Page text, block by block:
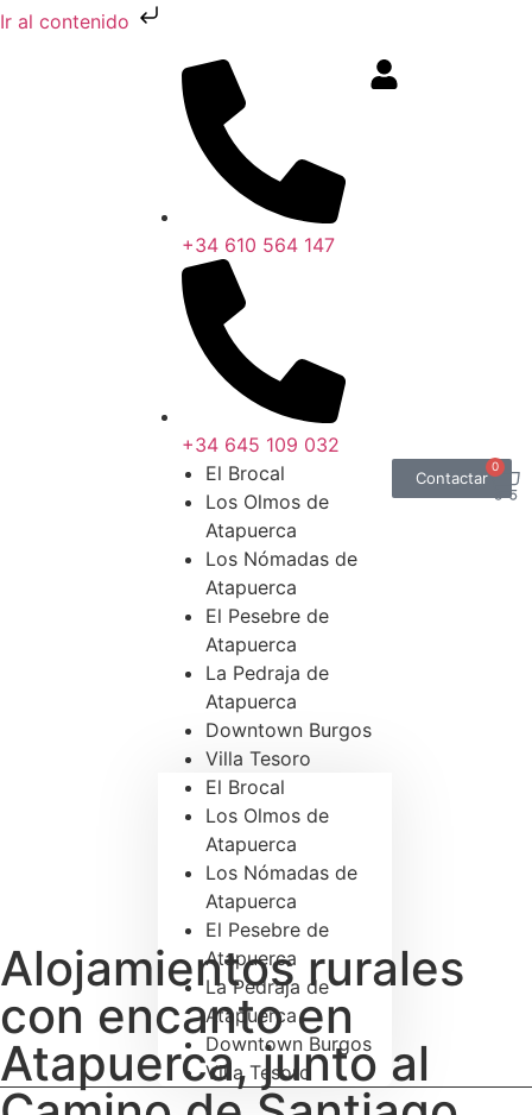
Ir al contenido
+34 610 564 147
+34 645 109 032
El Brocal
Los Olmos de
Atapuerca
Los Nómadas de
Atapuerca
El Pesebre de
Atapuerca
La Pedraja de
Atapuerca
Downtown Burgos
Villa Tesoro
El Brocal
Los Olmos de
Atapuerca
Los Nómadas de
Atapuerca
El Pesebre de
Atapuerca
La Pedraja de
Atapuerca
Downtown Burgos
Villa Tesoro
Contactar
0
Alojamientos rurales
con encanto en
Atapuerca, junto al